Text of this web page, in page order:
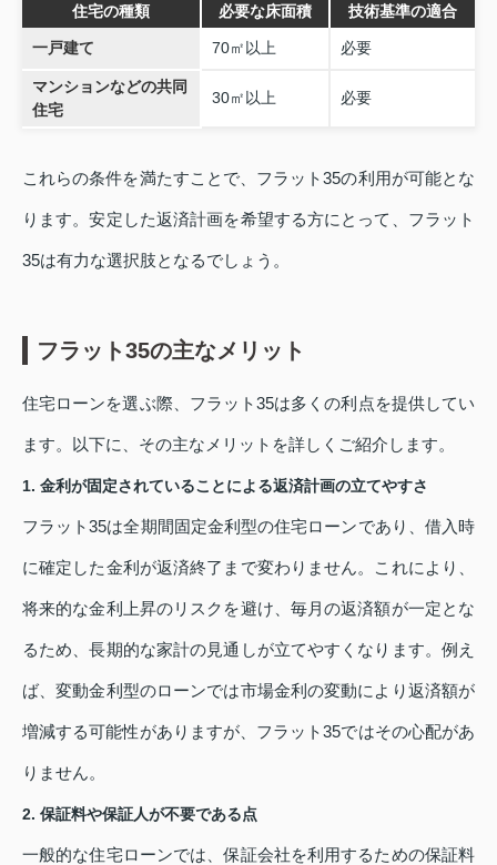
住宅の種類 必要な床面積 技術基準の適合
一戸建て 70㎡以上 必要
マンションなどの共同
住宅
30㎡以上 必要
これらの条件を満たすことで、フラット35の利用が可能とな
ります。安定した返済計画を希望する方にとって、フラット
35は有力な選択肢となるでしょう。
フラット35の主なメリット
住宅ローンを選ぶ際、フラット35は多くの利点を提供してい
ます。以下に、その主なメリットを詳しくご紹介します。
1. 金利が固定されていることによる返済計画の立てやすさ
フラット35は全期間固定金利型の住宅ローンであり、借入時
に確定した金利が返済終了まで変わりません。これにより、
将来的な金利上昇のリスクを避け、毎月の返済額が一定とな
るため、長期的な家計の見通しが立てやすくなります。例え
ば、変動金利型のローンでは市場金利の変動により返済額が
増減する可能性がありますが、フラット35ではその心配があ
りません。
2. 保証料や保証人が不要である点
一般的な住宅ローンでは、保証会社を利用するための保証料